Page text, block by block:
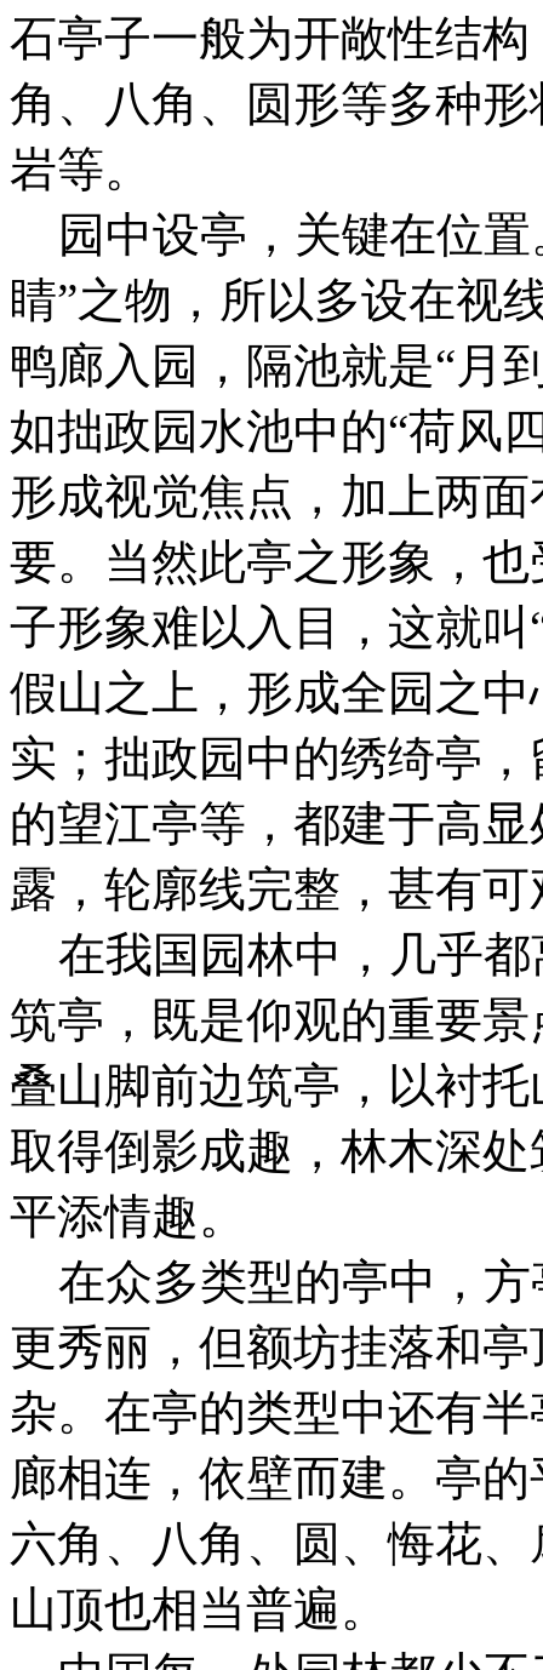
石亭子一般为开敞性结
角、八角、圆形等多种
岩等。
园中设亭，关键在位置
睛”之物，所以多设在视
鸭廊入园，隔池就是“月
如拙政园水池中的“荷风
形成视觉焦点，加上两
要。当然此亭之形象，
子形象难以入目，这就
假山之上，形成全园之
实；拙政园中的绣绮亭
的望江亭等，都建于高
露，轮廓线完整，甚有
在我国园林中，几乎都
筑亭，既是仰观的重要
叠山脚前边筑亭，以衬
取得倒影成趣，林木深
平添情趣。
在众多类型的亭中，方
更秀丽，但额坊挂落和
杂。在亭的类型中还有
廊相连，依壁而建。亭
六角、八角、圆、悔花
山顶也相当普遍。